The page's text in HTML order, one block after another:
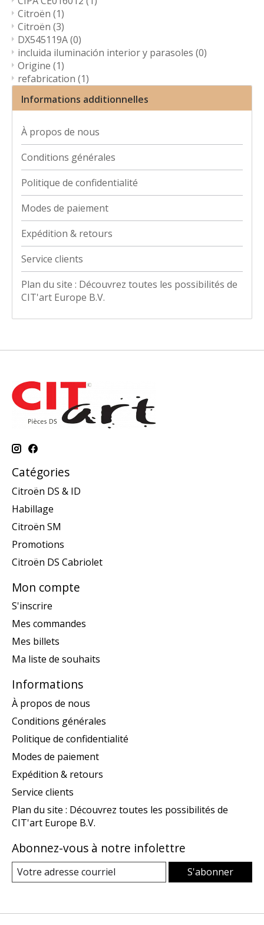
Citroën (1)
Citroën (3)
DX545119A(0)
incluida iluminación interior y parasoles (0)
Origine (1)
refabrication (1)
Informations additionnelles
À propos de nous
Conditions générales
Politique de confidentialité
Modes de paiement
Expédition & retours
Service clients
Plan du site : Découvrez toutes les possibilités de
CIT'art Europe B.V.
Catégories
Citroën DS & ID
Habillage
Citroën SM
Promotions
Citroën DS Cabriolet
Mon compte
S'inscrire
Mes commandes
Mes billets
Ma liste de souhaits
Informations
À propos de nous
Conditions générales
Politique de confidentialité
Modes de paiement
Expédition & retours
Service clients
Plan du site : Découvrez toutes les possibilités de
CIT'art Europe B.V.
Abonnez-vous à notre infolettre
S'abonner